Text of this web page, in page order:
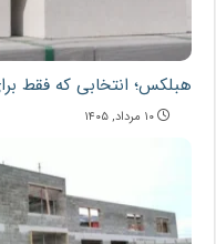
هبلکس؛ انتخابی که فقط
۱۰ مرداد, ۱۴۰۵